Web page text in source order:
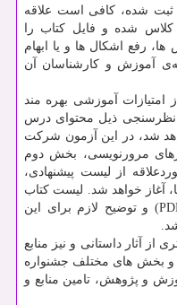
ثبت شده، كافی است علاقه
كلاس شده و فایل كتاب را
رفع اشكال ها و یا ابهام
آموزش و كارشناسان آن
امتیازات آموزشی بهره مند
نظرسنجی ذیل محتوای درس
شد، در این آزمون شركت
مرورنویسی، بخش دوم
از لیست پیشنهادی،
آغاز خواهد شد. لیست كتاب
های پیشنهادی، فایل منابع (در قالب PDF) و توضیح لازم برای این
از آثار داستانی و نیز منابع
و بخش های مختلف جشنواره
و پژوهش، تامین منابع و